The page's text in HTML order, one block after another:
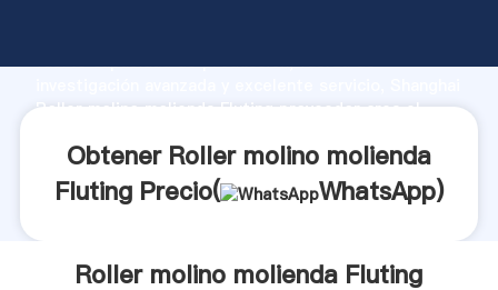
fuerte capacidad de producción, fuerza de
Roller molino molienda Fluting proveedor crea el
Obtener Roller molino molienda
Fluting Precio(
WhatsApp)
Roller molino molienda Fluting